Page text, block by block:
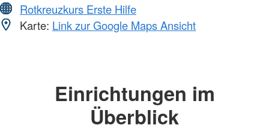
Rotkreuzkurs Erste Hilfe
Karte: Link zur Google Maps Ansicht
Einrichtungen im
Überblick